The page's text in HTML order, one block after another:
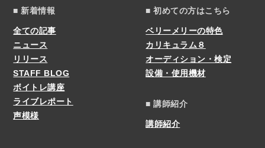
■ 新着情報
全ての記事
ニュース
リリース
STAFF BLOG
ボイトレ講座
ライブレポート
声模様
■ 初めての方はこちら
ベリーメリーの特色
カリキュラム８
オーディション・検定
設備・使用機材
■ 講師紹介
講師紹介